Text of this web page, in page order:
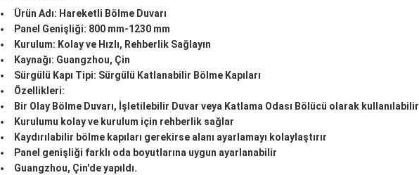
Ürün Adı: Hareketli Bölme Duvarı
Panel Genişliği: 800 mm-1230 mm
Kurulum: Kolay ve Hızlı, Rehberlik Sağlayın
Kaynağı: Guangzhou, Çin
Sürgülü Kapı Tipi: Sürgülü Katlanabilir Bölme Kapıları
Özellikleri:
Bir Olay Bölme Duvarı, İşletilebilir Duvar veya Katlama Odası Bölücü olarak kullanılabilir
Kurulumu kolay ve kurulum için rehberlik sağlar
Kaydırılabilir bölme kapıları gerekirse alanı ayarlamayı kolaylaştırır
Panel genişliği farklı oda boyutlarına uygun ayarlanabilir
Guangzhou, Çin'de yapıldı.